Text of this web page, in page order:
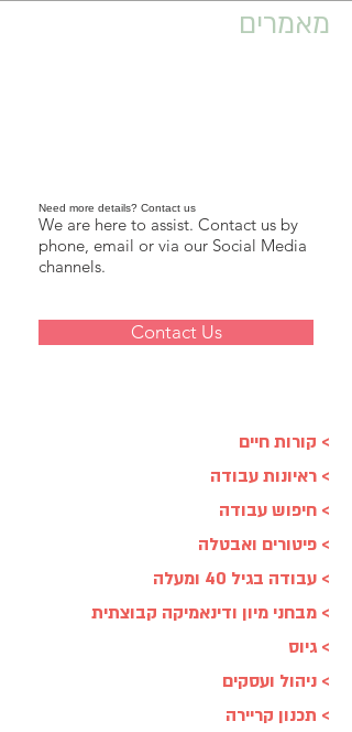
Need more details? Contact us
We are here to assist. Contact us by
phone, email or via our Social Media
channels.
Contact Us
מאמרים
> קורות חיים
> ראיונות עבודה
> חיפוש עבודה
> פיטורים ואבטלה
> עבודה בגיל 40 ומעלה
> מבחני מיון ודינאמיקה קבוצתית
> גיוס
> ניהול ועסקים
> תכנון קריירה